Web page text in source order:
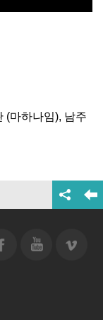
(마하나임), 남주